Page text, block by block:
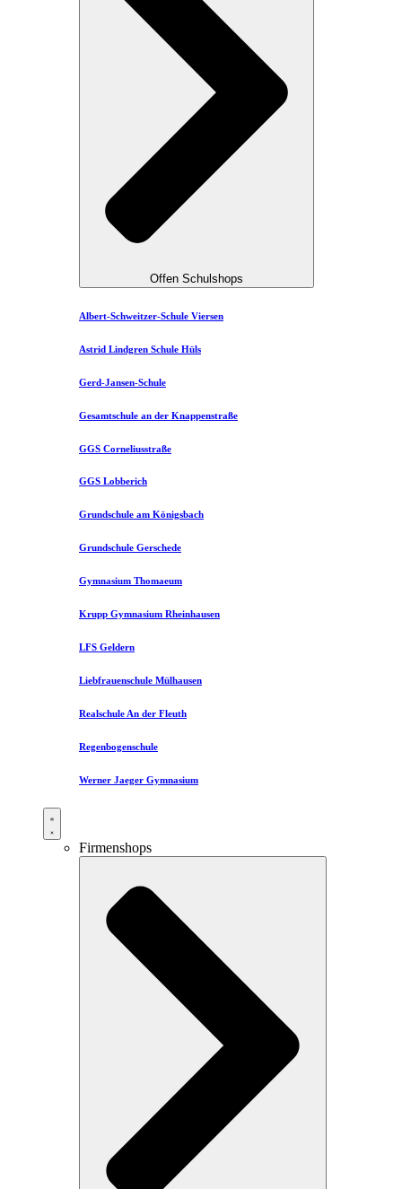
Offen Schulshops
Albert-Schweitzer-Schule Viersen
Astrid Lindgren Schule Hüls
Gerd-Jansen-Schule
Gesamtschule an der Knappenstraße
GGS Corneliusstraße
GGS Lobberich
Grundschule am Königsbach
Grundschule Gerschede
Gymnasium Thomaeum
Krupp Gymnasium Rheinhausen
LFS Geldern
Liebfrauenschule Mülhausen​
Realschule An der Fleuth
Regenbogenschule
Werner Jaeger Gymnasium
Firmenshops